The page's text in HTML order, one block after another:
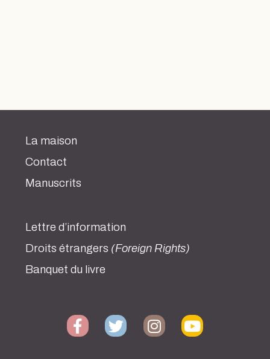
La maison
Contact
Manuscrits
Lettre d’information
Droits étrangers (Foreign Rights)
Banquet du livre